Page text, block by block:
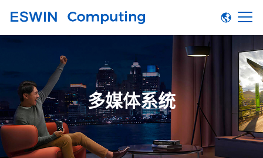
多媒体系统